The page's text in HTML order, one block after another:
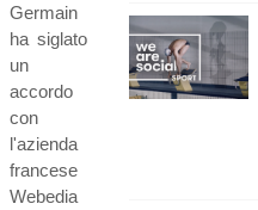
Germain
ha siglato
un
accordo
con
l'azienda
francese
Webedia